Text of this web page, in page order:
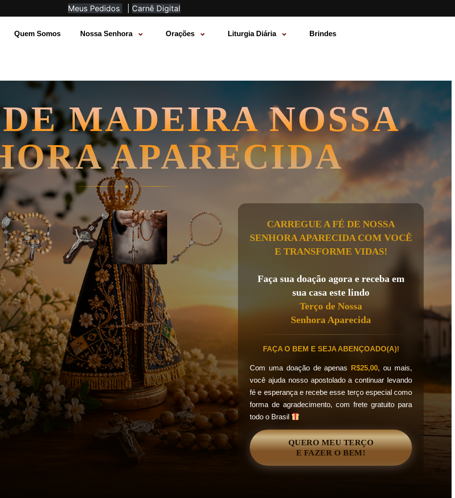
Meus Pedidos Carnê Digital
Quem Somos Nossa Senhora Orações Liturgia Diária Brindes
MADEIRA NOSSA
APARECIDA
✦
CARREGUE A FÉ DE NOSSA
SENHORA APARECIDA COM VOCÊ
E TRANSFORME VIDAS!
Faça sua doação agora e receba em
sua casa este lindo
Terço de Nossa
Senhora Aparecida
FAÇA O BEM E SEJA ABENÇOADO(A)!
Com uma doação de apenas R$25,00, ou mais,
você ajuda nosso apostolado a continuar levando
fé e esperança e recebe esse terço especial como
forma de agradecimento, com frete gratuito para
todo o Brasil
QUERO MEU TERÇO
E FAZER O BEM!